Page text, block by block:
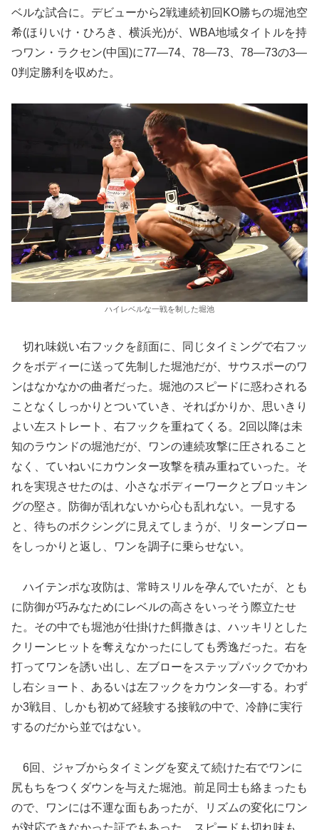
ベルな試合に。デビューから2戦連続初回KO勝ちの堀池空
希(ほりいけ・ひろき、横浜光)が、WBA地域タイトルを持
つワン・ラクセン(中国)に77—74、78—73、78—73の3—
0判定勝利を収めた。
ハイレベルな一戦を制した堀池
切れ味鋭い右フックを顔面に、同じタイミングで右フッ
クをボディーに送って先制した堀池だが、サウスポーのワ
ンはなかなかの曲者だった。堀池のスピードに惑わされる
ことなくしっかりとついていき、そればかりか、思いきり
よい左ストレート、右フックを重ねてくる。2回以降は未
知のラウンドの堀池だが、ワンの連続攻撃に圧されること
なく、ていねいにカウンター攻撃を積み重ねていった。そ
れを実現させたのは、小さなボディーワークとブロッキン
グの堅さ。防御が乱れないから心も乱れない。一見する
と、待ちのボクシングに見えてしまうが、リターンブロー
をしっかりと返し、ワンを調子に乗らせない。
ハイテンポな攻防は、常時スリルを孕んでいたが、とも
に防御が巧みなためにレベルの高さをいっそう際立たせ
た。その中でも堀池が仕掛けた餌撒きは、ハッキリとした
クリーンヒットを奪えなかったにしても秀逸だった。右を
打ってワンを誘い出し、左ブローをステップバックでかわ
し右ショート、あるいは左フックをカウンタ―する。わず
か3戦目、しかも初めて経験する接戦の中で、冷静に実行
するのだから並ではない。
6回、ジャブからタイミングを変えて続けた右でワンに
尻もちをつくダウンを与えた堀池。前足同士も絡まったも
ので、ワンには不運な面もあったが、リズムの変化にワン
が対応できなかった証でもあった。スピードも切れ味も、